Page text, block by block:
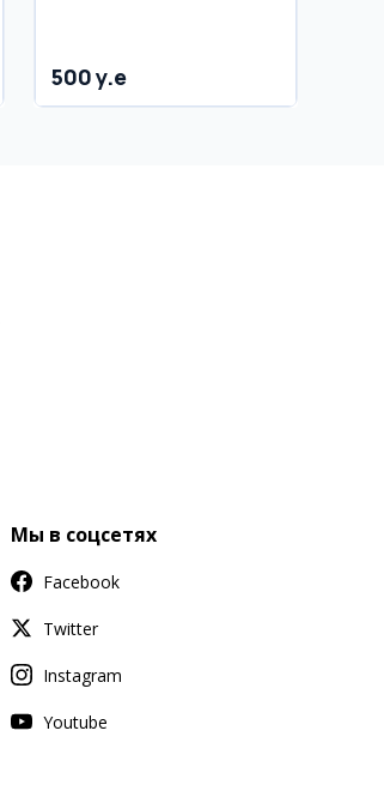
500 y.e
Мы в соцсетях
Facebook
Twitter
Instagram
Youtube